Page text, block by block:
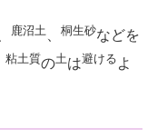
鹿沼土 桐生砂などを
粘土質の土は避ける よ